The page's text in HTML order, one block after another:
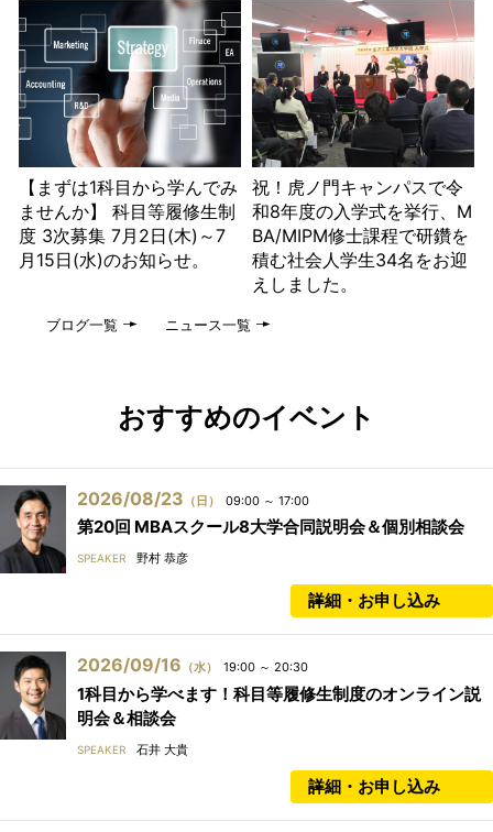
【まずは1科目から学んでみ
ませんか】 科目等履修生制
度 3次募集 7月2日(木)～7
月15日(水)のお知らせ。
祝！虎ノ門キャンパスで令
和8年度の入学式を挙行、M
BA/MIPM修士課程で研鑽を
積む社会人学生34名をお迎
えしました。
ブログ一覧 ニュース一覧
おすすめのイベント
2026/08/23 （日） 09:00 ～ 17:00
第20回 MBAスクール8大学合同説明会＆個別相談会
SPEAKER 野村 恭彦
詳細・お申し込み
2026/09/16 （水） 19:00 ～ 20:30
1科目から学べます！科目等履修生制度のオンライン説
明会＆相談会
SPEAKER 石井 大貴
詳細・お申し込み